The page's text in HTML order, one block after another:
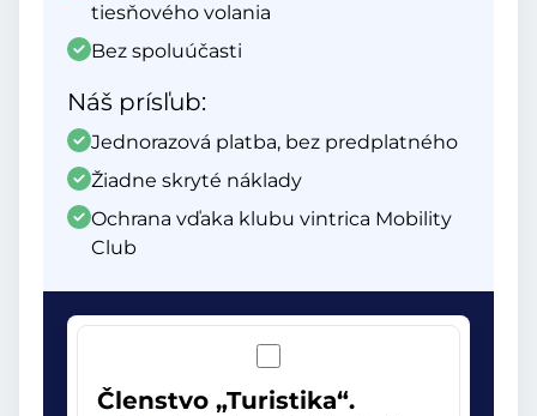
tiesňového volania
Bez spoluúčasti
Náš prísľub:
Jednorazová platba, bez predplatného
Žiadne skryté náklady
Ochrana vďaka klubu vintrica Mobility
Club
Členstvo „Turistika“.